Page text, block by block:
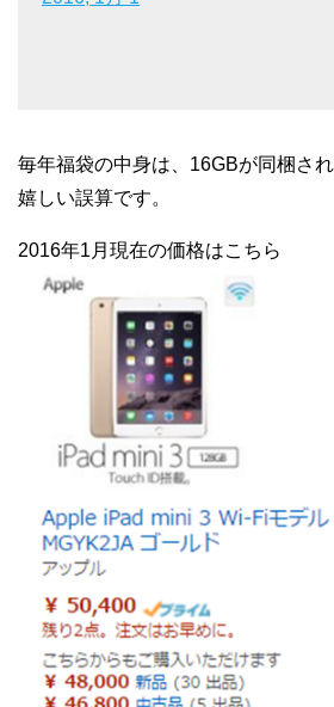
毎年福袋の中身は、16GBが同梱さ
嬉しい誤算です。
2016年1月現在の価格はこちら